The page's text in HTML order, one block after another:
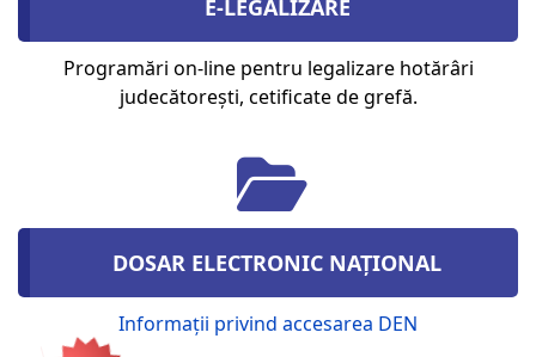
E-LEGALIZARE
Programări on-line pentru legalizare hotărâri
judecătorești, cetificate de grefă.
DOSAR ELECTRONIC NAȚIONAL
Informații privind accesarea DEN